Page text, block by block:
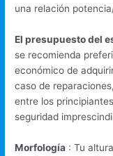
una relación
El presupuesto del
se recomienda
económico de
caso de
entre los
seguridad
Morfología : Tu